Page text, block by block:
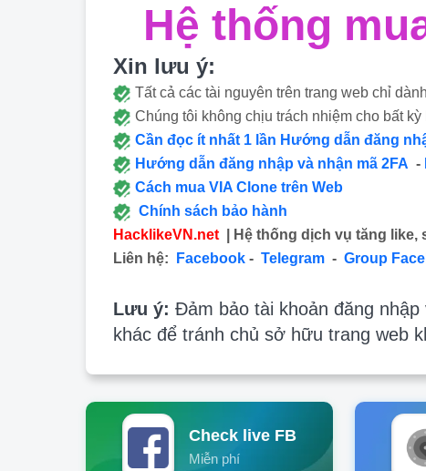
Hệ thống
Xin lưu ý:
Tất cả các tài nguyên trên trang web chỉ
Chúng tôi không chịu trách nhiệm cho bất
Cần đọc ít nhất 1 lần Hướng dẫn đăng
Hướng dẫn đăng nhập và nhận mã 2FA -
Cách mua VIA Clone trên Web
Chính sách bảo hành
HacklikeVN.net | Hệ thống dịch vụ tăng like,
Liên hệ:
Facebook - Telegram - Group
Lưu ý: Đảm bảo tài khoản đăng
khác để tránh chủ sở hữu trang web
Check live FB
Miễn phí